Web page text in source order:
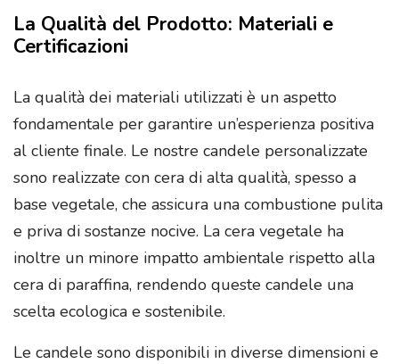
La Qualità del Prodotto: Materiali e
Certificazioni
La qualità dei materiali utilizzati è un aspetto
fondamentale per garantire un’esperienza positiva
al cliente finale. Le nostre candele personalizzate
sono realizzate con cera di alta qualità, spesso a
base vegetale, che assicura una combustione pulita
e priva di sostanze nocive. La cera vegetale ha
inoltre un minore impatto ambientale rispetto alla
cera di paraffina, rendendo queste candele una
scelta ecologica e sostenibile.
Le candele sono disponibili in diverse dimensioni e